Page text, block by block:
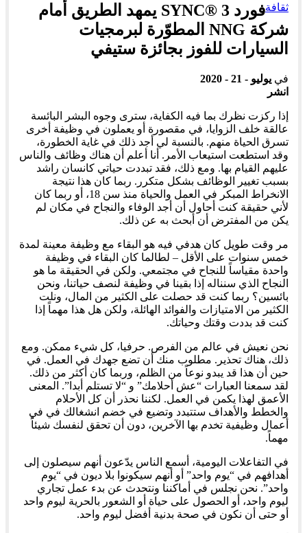
ثقافة
فورد SYNC® 3 يمهد الطريق أمام
شركة NNG المطوّرة لبرمجيات
السيارات للفوز بجائزة ستيفي
في يوليو - 21 - 2020
انشر
إذا ركزت نظرك بما فيه الكفاية، سترى وجوه البشر البائسة
عالقة خلف الزوايا، في مقصورة أو يعملون في وظيفة أخرى
تسرق الحياة منهم. بالنسبة لي أجد ذلك في غاية الخطورة،
وقد استطعت استيعاب الأمر. أنا أعلم أن هناك وظائف والناس
عليهم القيام بها. ومع ذلك، فقد تبددت حياتي كانسان راشد
بسبب تغيير الوظائف بشكل متكرر. ربما كان هذا نتيجة
الانخراط المبكر في العمل والحياة منذ سن 18، أو ربما كان
لأني حقيقة كنت أحاول أن أجد الوفاء والنجاح في مكان لم
يكن من المفترض أن أبحث به عن ذلك.
مر وقت طويل كان هدفي فيه هو البقاء مع وظيفة معينة لمدة
خمس سنوات على الأقل – لطالما كان البقاء في وظيفة
واحدة مقياساً للنجاح في مجتمعي. ولكن في الحقيقة ما هو
النجاح الذي سنناله إذا بقينا في وظيفة لنصف حياتنا، ونحن
بائسين؟ ربما كنت قد حصلت على الكثير من المال، ونلت
الكثير من الامتيازات والفوائد الهائلة، ولكن هل هذا مهماً إذا
كنت قد بددت وقتك وحياتك.
نحن نعيش في عالم من الفرص. حرفيا، كل شيء ممكن. ومع
ذلك، هناك تحذير. مطلوب منك أن تضع جهدك في العمل. في
حين أن هذا قد يبدو نوعاً من الظلم، وربما كان أكثر من ذلك.
لقد سمعنا العبارات “عش أحلامك” و “لا تستلم أبدا”. المعنى
الأعمق لهذا يكمن في العمل. لكننا نحذر أن كل الأحلام
والخطط والأهداف ستتبدد وتضيع في خضم انشغالك في في
أعمال وظيفية تخدم بها الآخرين، دون أن تحقق لنفسك شيئاً
مهماً.
في التفاعلات اليومية، أسمع الناس يدّعون أنهم سيصلون إلى
أهدافهم في “يوم واحد” أو أنهم سيكونوا بلا ديون في “يوم
واحد”. نحن نجلس في أماكننا ونتحدث عن بدء عمل تجاري
ليوم واحد، أو الحصول على حياة أو الشعور بالحرية ليوم واحد
أو حتى أن نكون في صحة بدنية أفضل ليوم واحد.